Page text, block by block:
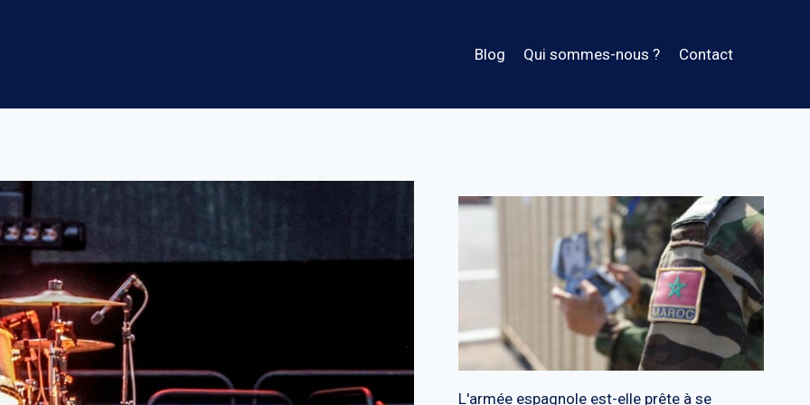
Blog Qui sommes-nous ? Contact
L'armée espagnole est-elle prête à se